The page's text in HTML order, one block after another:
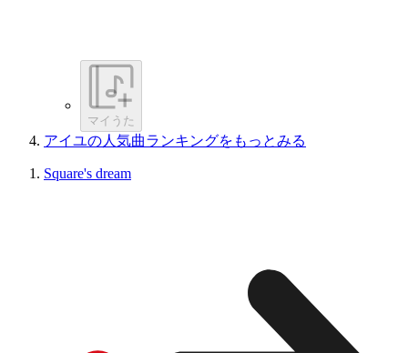
マイうた
アイユの人気曲ランキングをもっとみる
Square's dream